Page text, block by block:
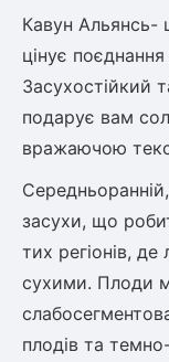
Алича
Айва
Абрикос
Ірга
Ківі
Спірея
Азалія
Бузок
Жасмин
Будлея
Кизильник
Калина
Піраканта
Роторні
Кавун Альянсь-
цінує
Засухостійкий
подарує вам
вражаючою
засухи, що
тих регіонів,
сухими. Плоди
плодів та